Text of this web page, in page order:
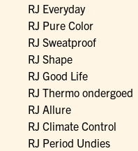
RJ Everyday
RJ Pure Color
RJ Sweatproof
RJ Shape
RJ Good Life
RJ Thermo ondergoed
RJ Allure
RJ Climate Control
RJ Period Undies